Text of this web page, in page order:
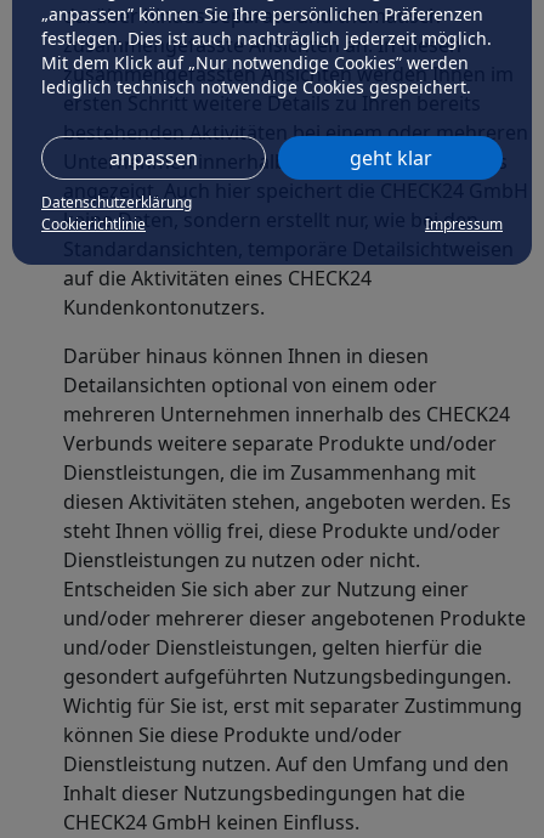
„anpassen” können Sie Ihre persönlichen Präferenzen
festlegen. Dies ist auch nachträglich jederzeit möglich.
Mit dem Klick auf „Nur notwendige Cookies” werden
lediglich technisch notwendige Cookies gespeichert.
anpassen geht klar
Datenschutzerklärung
Cookierichtlinie
Impressum
darüber hinaus separate und thematisch
zusammengefasste Ansichten an. In diesen
zusammengefassten Ansichten werden Ihnen im
ersten Schritt weitere Details zu Ihren bereits
bestehenden Aktivitäten bei einem oder mehreren
Unternehmen innerhalb des CHECK24 Verbunds
angezeigt. Auch hier speichert die CHECK24 GmbH
keine Daten, sondern erstellt nur, wie bei den
auf die Aktivitäten eines CHECK24
Kundenkontonutzers.
Darüber hinaus können Ihnen in diesen
Detailansichten optional von einem oder
mehreren Unternehmen innerhalb des CHECK24
Verbunds weitere separate Produkte und/oder
Dienstleistungen, die im Zusammenhang mit
diesen Aktivitäten stehen, angeboten werden. Es
steht Ihnen völlig frei, diese Produkte und/oder
Dienstleistungen zu nutzen oder nicht.
Entscheiden Sie sich aber zur Nutzung einer
und/oder mehrerer dieser angebotenen Produkte
und/oder Dienstleistungen, gelten hierfür die
gesondert aufgeführten Nutzungsbedingungen.
Wichtig für Sie ist, erst mit separater Zustimmung
können Sie diese Produkte und/oder
Dienstleistung nutzen. Auf den Umfang und den
Inhalt dieser Nutzungsbedingungen hat die
CHECK24 GmbH keinen Einfluss.